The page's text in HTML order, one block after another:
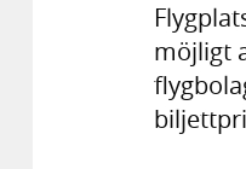
möjligt